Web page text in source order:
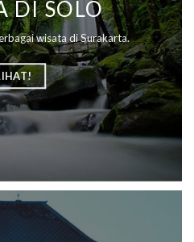
DI SOLO
wisata di Surakarta.